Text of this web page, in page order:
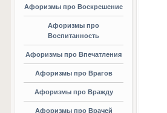
Афоризмы про Воскрешение
Афоризмы про
Воспитанность
Афоризмы про Впечатления
Афоризмы про Врагов
Афоризмы про Вражду
Афоризмы про Врачей